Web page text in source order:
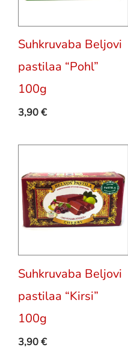
Suhkruvaba Beljovi
pastilaa “Pohl”
100g
3,90€
Suhkruvaba Beljovi
pastilaa “Kirsi”
100g
3,90€